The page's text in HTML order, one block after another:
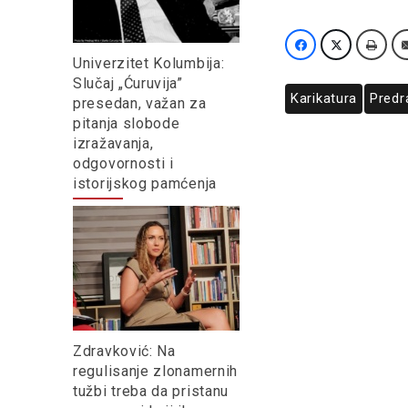
Univerzitet Kolumbija:
Slučaj „Ćuruvija”
presedan, važan za
pitanja slobode
izražavanja,
odgovornosti i
istorijskog pamćenja
Zdravković: Na
regulisanje zlonamernih
tužbi treba da pristanu
Karikatura